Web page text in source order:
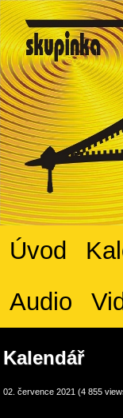
Úvod
Audio
Kalendář
02. července 2021 (4 855